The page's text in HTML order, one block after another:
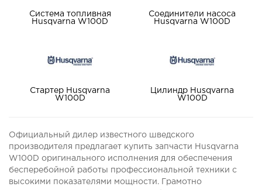
Система топливная
Husqvarna W100D
Соединители насоса
Husqvarna W100D
Стартер Husqvarna
W100D
Цилиндр Husqvarna
W100D
Официальный дилер известного шведского
производителя предлагает купить запчасти Husqvarna
W100D оригинального исполнения для обеспечения
бесперебойной работы профессиональной техники с
высокими показателями мощности. Грамотно